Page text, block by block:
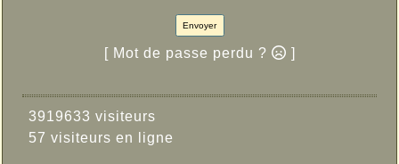
Envoyer
[ Mot de passe perdu ? ]
3919633 visiteurs
57 visiteurs en ligne